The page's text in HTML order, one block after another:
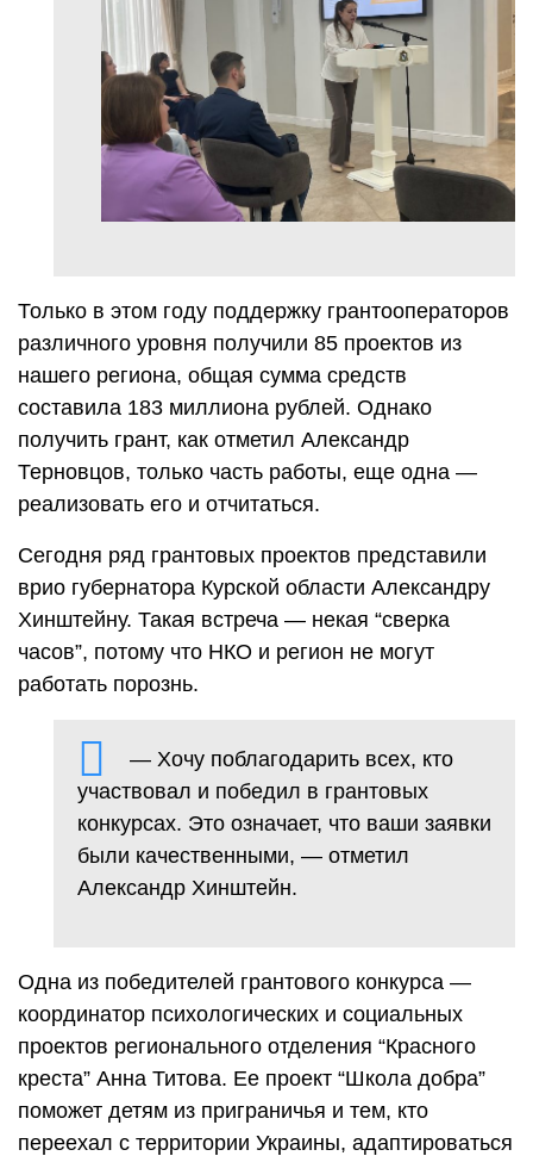
Только в этом году поддержку грантооператоров
различного уровня получили 85 проектов из
нашего региона, общая сумма средств
составила 183 миллиона рублей. Однако
получить грант, как отметил Александр
Терновцов, только часть работы, еще одна —
реализовать его и отчитаться.
Сегодня ряд грантовых проектов представили
врио губернатора Курской области Александру
Хинштейну. Такая встреча — некая “сверка
часов”, потому что НКО и регион не могут
работать порознь.
— Хочу поблагодарить всех, кто
участвовал и победил в грантовых
конкурсах. Это означает, что ваши заявки
были качественными, — отметил
Александр Хинштейн.
Одна из победителей грантового конкурса —
координатор психологических и социальных
проектов регионального отделения “Красного
креста” Анна Титова. Ее проект “Школа добра”
поможет детям из приграничья и тем, кто
переехал с территории Украины, адаптироваться